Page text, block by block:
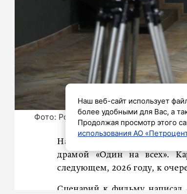
Фото: Роман Пименов/
Народный артист России
драмой «Один на всех».
следующем, 2026 году, к
Сценарий к фильму написал
Наш веб-сайт использует
более удобными для Вас, а
Продолжая просмотр этого
использования АО